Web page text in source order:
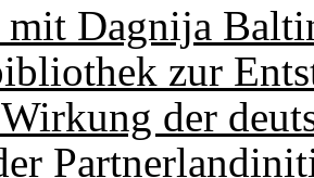
Dagnija
zur
der